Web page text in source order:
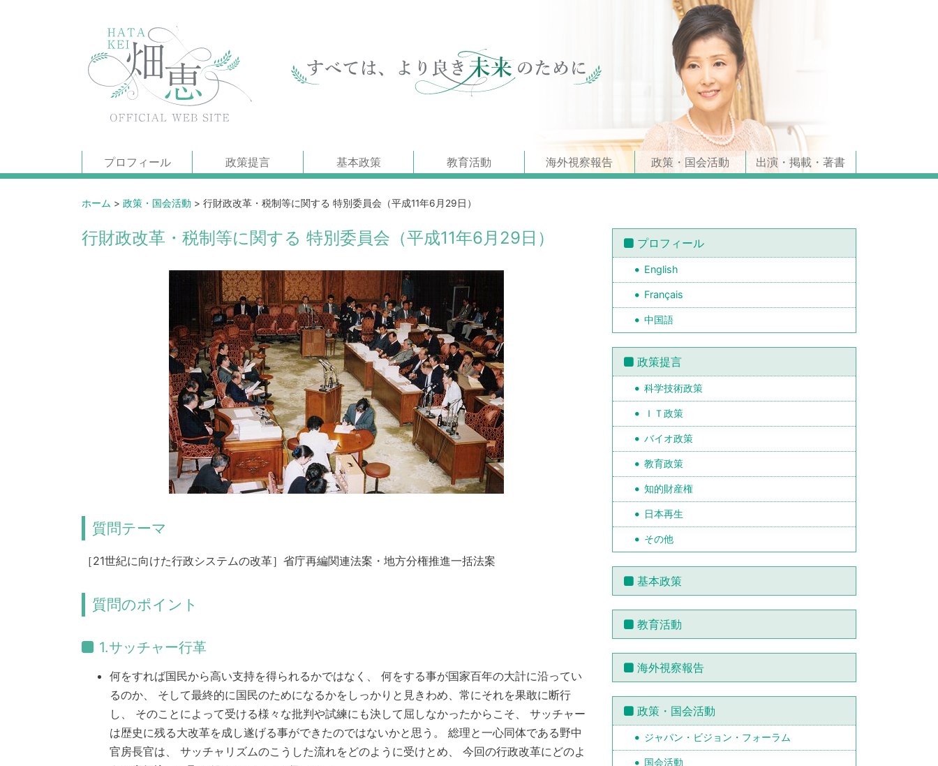
プロフィール 政策提言 基本政策 教育活動 海外視察報告 政策・国会活動 出演・掲載・著書
ホーム > 政策・国会活動 > 行財政改革・税制等に関する 特別委員会（平成11年6月29日）
行財政改革・税制等に関する 特別委員会（平成11年6月29日）
質問テーマ
［21世紀に向けた行政システムの改革］省庁再編関連法案・地方分権推進一括法案
質問のポイント
1.サッチャー行革
何をすれば国民から高い支持を得られるかではなく、 何をする事が国家百年の大計に沿ってい
るのか、 そして最終的に国民のためになるかをしっかりと見きわめ、常にそれを果敢に断行
し、 そのことによって受ける様々な批判や試練にも決して屈しなかったからこそ、 サッチャー
は歴史に残る大改革を成し遂げる事ができたのではないかと思う。 総理と一心同体である野中
官房長官は、 サッチャリズムのこうした流れをどのように受けとめ、 今回の行政改革にどのよ
プロフィール
English
Français
中国語
政策提言
科学技術政策
ＩＴ政策
バイオ政策
教育政策
知的財産権
日本再生
その他
基本政策
教育活動
海外視察報告
政策・国会活動
ジャパン・ビジョン・フォーラム
国会活動